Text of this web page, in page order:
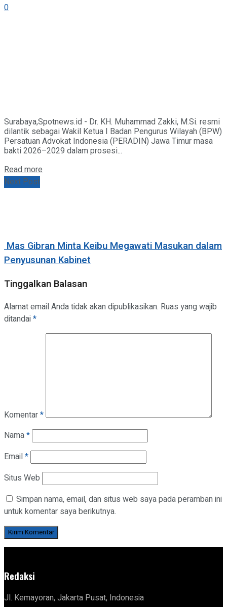
0
Surabaya,Spotnews.id - Dr. KH. Muhammad Zakki, M.Si. resmi
dilantik sebagai Wakil Ketua I Badan Pengurus Wilayah (BPW)
Persatuan Advokat Indonesia (PERADIN) Jawa Timur masa
bakti 2026–2029 dalam prosesi...
Read more
Next Post
Mas Gibran Minta Keibu Megawati Masukan dalam
Penyusunan Kabinet
Tinggalkan Balasan
Alamat email Anda tidak akan dipublikasikan. Ruas yang wajib
ditandai*
Komentar*
Nama*
Email*
Situs Web
Simpan nama, email, dan situs web saya pada peramban ini
untuk komentar saya berikutnya.
Redaksi
Jl. Kemayoran, Jakarta Pusat, Indonesia